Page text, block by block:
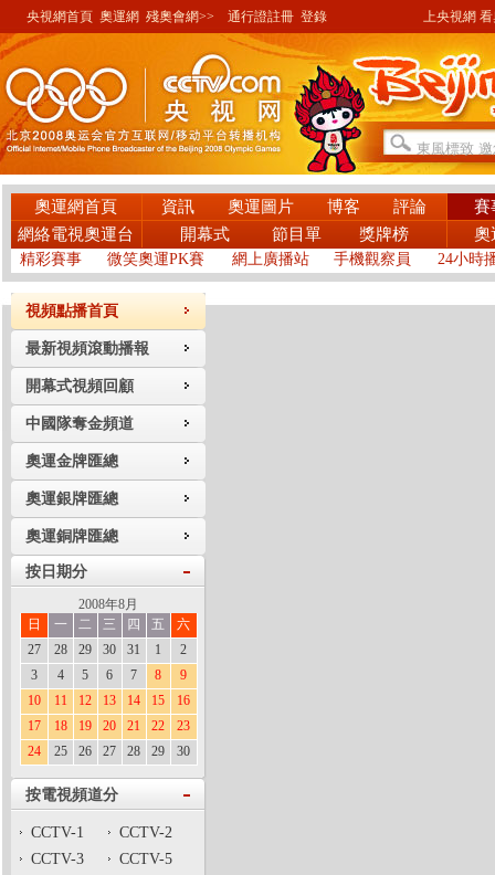
央視網首頁 奧運網 殘奧會網>> 通行證註冊 登錄 上央視網 看奧
奧運網首頁 資訊 奧運圖片 博客 評論
賽
網絡電視奧運台
開幕式 節目單 獎牌榜 奧
精彩賽事 微笑奧運PK賽 網上廣播站 手機觀察員 24小時
視頻點播首頁
最新視頻滾動播報
開幕式視頻回顧
中國隊奪金頻道
奧運金牌匯總
奧運銀牌匯總
奧運銅牌匯總
按日期分
2008年8月
日
一 二 三 四 五
六
27
28 29 30 31 1
2
3
4 5 6 7 8
9
10
11 12 13 14 15
16
17
18 19 20 21 22
23
24
25 26 27 28 29 30
按電視頻道分
CCTV-1
CCTV-2
CCTV-3
CCTV-5